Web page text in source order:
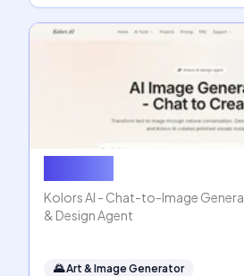
Kolors AI - Chat-to-Image
& Design Agent
🌄Art & Image Generator